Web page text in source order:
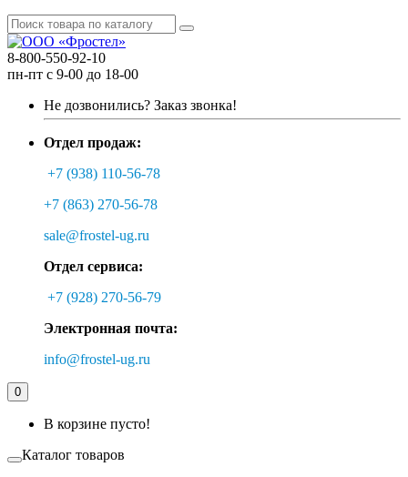
8-800-550-92-10
пн-пт с 9-00 до 18-00
Не дозвонились? Заказ звонка!
Отдел продаж:
+7 (938) 110-56-78
+7 (863) 270-56-78
sale@frostel-ug.ru
Отдел сервиса:
+7 (928) 270-56-79
Электронная почта:
info@frostel-ug.ru
0
В корзине пусто!
Каталог товаров